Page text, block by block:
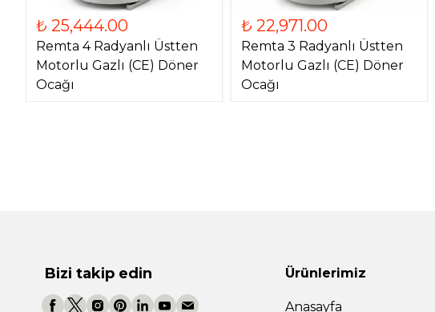
₺ 25,444.00
Remta 4 Radyanlı Üstten
Motorlu Gazlı (CE) Döner
Ocağı
₺ 22,971.00
Remta 3 Radyanlı Üstten
Motorlu Gazlı (CE) Döner
Ocağı
Bizi takip edin Ürünlerimiz
Anasayfa